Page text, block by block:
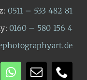
0511 – 533 482 81
0160 – 580 156 4